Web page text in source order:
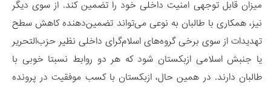
میزان قابل توجهی امنیت داخلی خود را تضمین کند. از سوی دیگر
نیز، همکاری با طالبان به نوعی می‌تواند تضمین‌دهنده کاهش سطح
تهدیدات از سوی برخی گروه‌های اسلام‌گرای داخلی نظیر حزب‌التحریر
یا جنبش اسلامی ازبکستان شود که هر دو روابط نسبتا خوبی با
طالبان دارند. در همین حال، ازبکستان با کسب موفقیت در پرونده